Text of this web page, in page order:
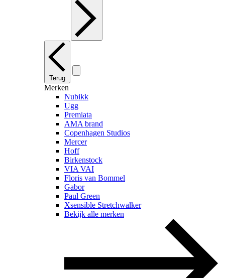
Terug
Merken
Nubikk
Ugg
Premiata
AMA brand
Copenhagen Studios
Mercer
Hoff
Birkenstock
VIA VAI
Floris van Bommel
Gabor
Paul Green
Xsensible Stretchwalker
Bekijk alle merken